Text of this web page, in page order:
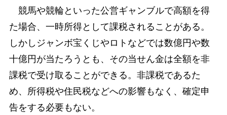
競馬や競輪といった公営ギャンブルで高額を得
た場合、一時所得として課税されることがある。
しかしジャンボ宝くじやロトなどでは数億円や数
十億円が当たろうとも、その当せん金は全額を非
課税で受け取ることができる。非課税であるた
め、所得税や住民税などへの影響もなく、確定申
告をする必要もない。